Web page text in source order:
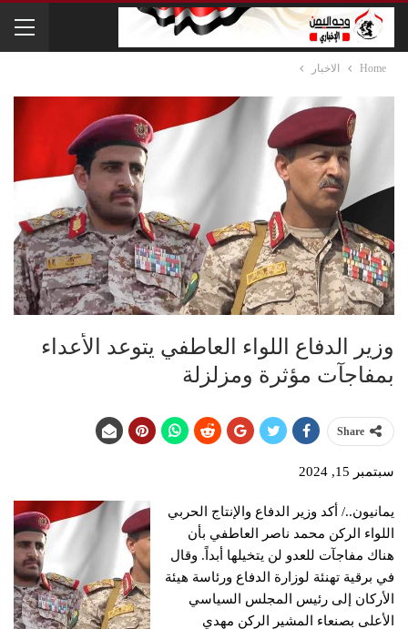
Home الاخبار
وزير الدفاع اللواء العاطفي يتوعد الأعداء
بمفاجآت مؤثرة ومزلزلة
Share
سبتمبر 15, 2024
يمانيون../ أكد وزير الدفاع والإنتاج الحربي
اللواء الركن محمد ناصر العاطفي بأن
هناك مفاجآت للعدو لن يتخيلها أبداً. وقال
في برقية تهنئة لوزارة الدفاع ورئاسة هيئة
الأركان إلى رئيس المجلس السياسي
الأعلى بصنعاء المشير الركن مهدي